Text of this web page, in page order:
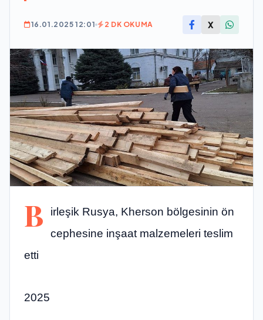
16.01.2025 12:01 2 DK OKUMA X
B
irleşik Rusya, Kherson bölgesinin ön
cephesine inşaat malzemeleri teslim
etti
2025